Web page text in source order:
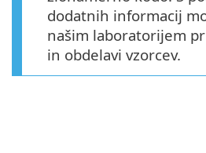
dodatnih informacij
našim laboratorijem
in obdelavi vzorcev.